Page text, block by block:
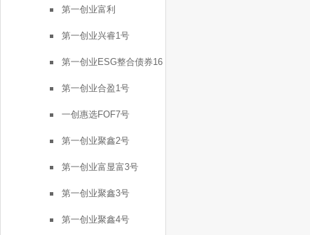
第一创业富利
第一创业兴睿1号
第一创业ESG整合债券16
号
第一创业合盈1号
一创惠选FOF7号
第一创业聚鑫2号
第一创业富显富3号
第一创业聚鑫3号
第一创业聚鑫4号